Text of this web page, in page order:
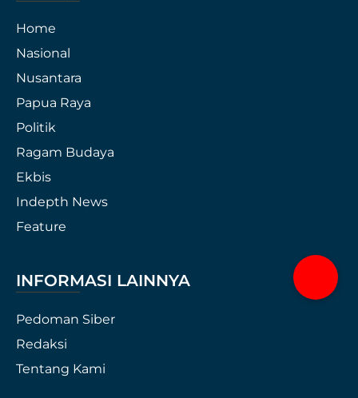
Home
Nasional
Nusantara
Papua Raya
Politik
Ragam Budaya
Ekbis
Indepth News
Feature
INFORMASI LAINNYA
Pedoman Siber
Redaksi
Tentang Kami